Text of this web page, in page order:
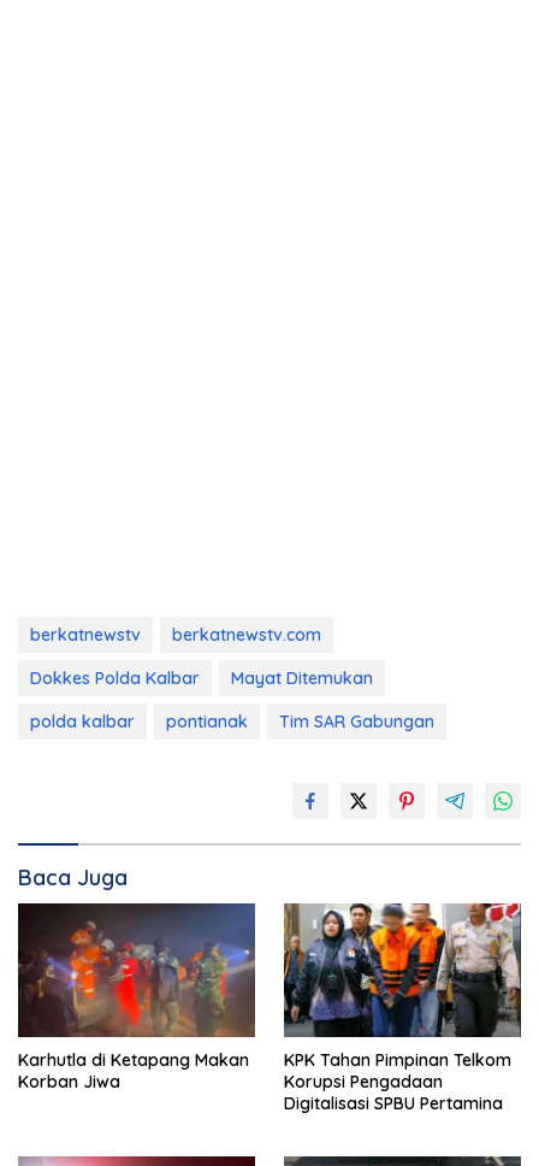
berkatnewstv
berkatnewstv.com
Dokkes Polda Kalbar
Mayat Ditemukan
polda kalbar
pontianak Tim SAR Gabungan
Baca Juga
Karhutla di Ketapang Makan
Korban Jiwa
KPK Tahan Pimpinan Telkom
Korupsi Pengadaan
Digitalisasi SPBU Pertamina